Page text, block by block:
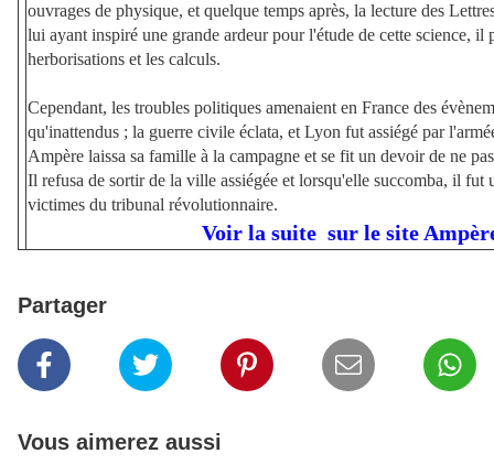
ouvrages de physique, et quelque temps après, la lecture des
lui ayant inspiré une grande ardeur pour l'étude de cette science, il
herborisations et les calculs.
Cependant, les troubles politiques amenaient en France des
qu'inattendus ; la guerre civile éclata, et Lyon fut assiégé par
Ampère laissa sa famille à la campagne et se fit un devoir de ne
Il refusa de sortir de la ville assiégée et lorsqu'elle succomba, il fut
victimes du tribunal révolutionnaire.
Voir la suite sur le site
Partager
Vous aimerez aussi